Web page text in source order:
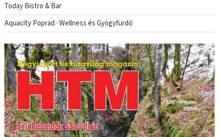
Today Bistro & Bar
Aquacity Poprad · Wellness és Gyógyfürdő